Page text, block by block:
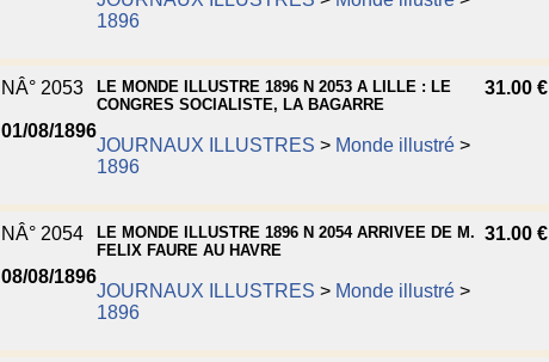
1896
NÂ° 2053
01/08/1896
LE MONDE ILLUSTRE 1896 N 2053 A LILLE : LE
CONGRES SOCIALISTE, LA BAGARRE
JOURNAUX ILLUSTRES > Monde illustré>
1896
31.00 €
NÂ° 2054
08/08/1896
LE MONDE ILLUSTRE 1896 N 2054 ARRIVEE DE M.
FELIX FAURE AU HAVRE
JOURNAUX ILLUSTRES > Monde illustré>
1896
31.00 €